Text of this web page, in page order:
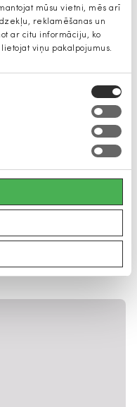
mūsu vietni, mēs arī
reklamēšanas un
ar citu informāciju, ko
viņu pakalpojumus.